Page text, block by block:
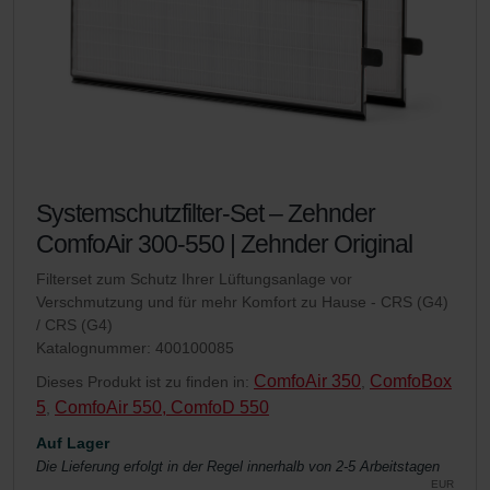
Zehnder Group İç Mekan İklimlendirme Sanayi ve Ticaret
Limitet Şirketi: Web Sitesi Çerezleri
Zehnder Polska Sp. z o.o.: Oświadczenie o ochronie
danych Zehnder
Zehnder Group Deutschland GmbH
Systemschutzfilter-Set – Zehnder
ComfoAir 300-550 | Zehnder Original
Filterset zum Schutz Ihrer Lüftungsanlage vor
Verschmutzung und für mehr Komfort zu Hause - CRS (G4)
/ CRS (G4)
Katalognummer: 400100085
Dieses Produkt ist zu finden in: ComfoAir 350, ComfoBox
5, ComfoAir 550, ComfoD 550
Auf Lager
Die Lieferung erfolgt in der Regel innerhalb von 2-5 Arbeitstagen
EUR